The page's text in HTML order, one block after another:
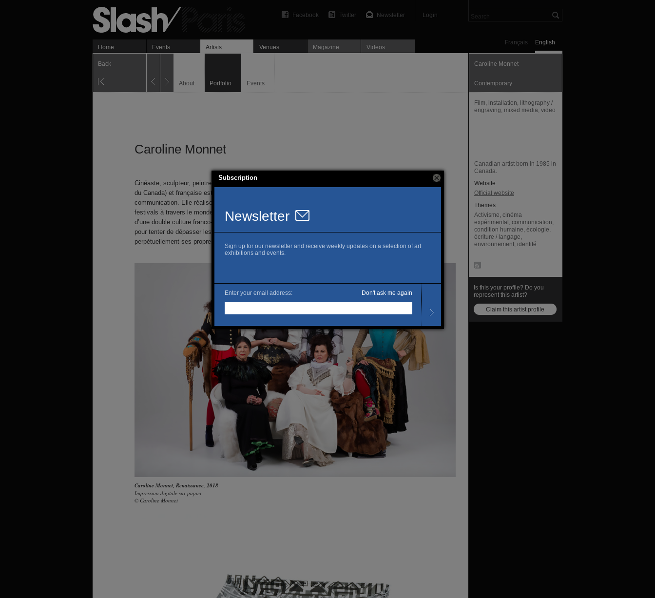
Login
Newsletter
Twitter
Facebook
English
Français
Home Events Artists Venues Magazine Videos
Back
About Portfolio Events
Caroline Monnet
Cinéaste, sculpteur, peintre, Caroline Monnet, issue de la double culture algonquienne (du peuple autochtone
du Canada) et française est pourtant une autodidacte ayant suivi des études de sociologie et de
communication. Elle réalise son premier court-métrage en 2009 « Ikwé » avant de participer à de nombreux
festivals à travers le monde en utilisant des formes multiples qui convoquent sa biographie, issue elle-même
d’une double culture franco-algonquine. Artiste complète et polymorphe, son œuvre convoque les imaginaires
pour tenter de dépasser les isolements et questionner les pouvoirs de domination en inventant
perpétuellement ses propres voies de traverse.
Caroline Monnet, Renaissance, 2018
Impression digitale sur papier
© Caroline Monnet
Caroline Monnet
Contemporary
Film, installation, lithography /
engraving, mixed media, video
Canadian artist born in 1985 in
Canada.
Website
Official website
Themes
Activisme, cinéma
expérimental, communication,
condition humaine, écologie,
écriture / langage,
environnement, identité
Is this your profile? Do you
represent this artist?
Claim this artist profile
Subscription